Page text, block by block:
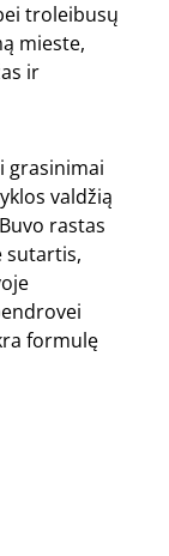
troleibusų
mieste,
ir
grasinimai
valdžią
rastas
sutartis,
formulę